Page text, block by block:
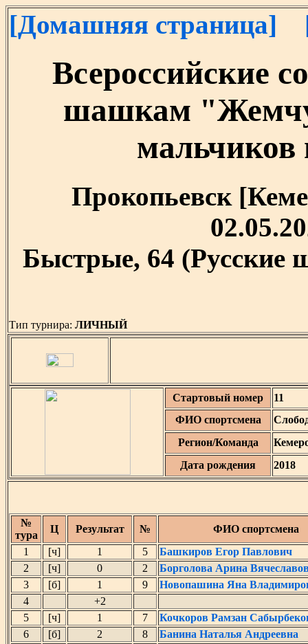
[Домашняя страница]
Всероссийские
шашкам
мальчиков
Прокопьевск
Быстрые, 64 (Русские
Тип турнира: ЛИЧНЫЙ
Стартовый номер
11
ФИО спортсмена
Регион/Команда
Дата рождения
2018
№
тура
Ц Результат №
ФИО спортсмена
1
[ч] 1 5
Башкиров Егор Павлович
2
[ч] 0 2
Борголова Арина
3
[б] 1 9
Новопашина Яна
4
+2
5
[ч] 1 7
Кочкоров Рамзан
6
[б] 2 8
Банина Наталья Андреевна